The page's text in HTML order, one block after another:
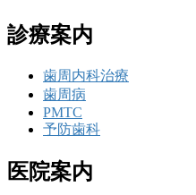
診療案内
歯周内科治療
歯周病
PMTC
予防歯科
医院案内